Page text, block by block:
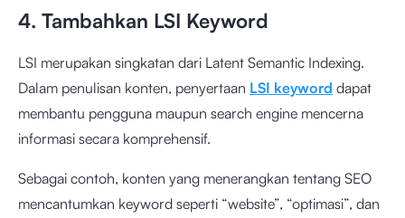
4. Tambahkan LSI Keyword
LSI merupakan singkatan dari Latent Semantic Indexing.
Dalam penulisan konten, penyertaan LSI keyword dapat
membantu pengguna maupun search engine mencerna
informasi secara komprehensif.
Sebagai contoh, konten yang menerangkan tentang SEO
mencantumkan keyword seperti “website”, “optimasi”, dan